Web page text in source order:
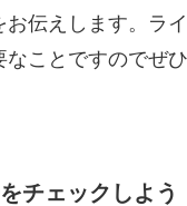
お伝えします。ラ
なことですのでぜ
チェックしよう